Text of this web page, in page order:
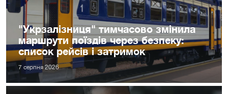
"Укрзалізниця" тимчасово змінила
маршрути поїздів через безпеку:
список рейсів і затримок
7 серпня 2026